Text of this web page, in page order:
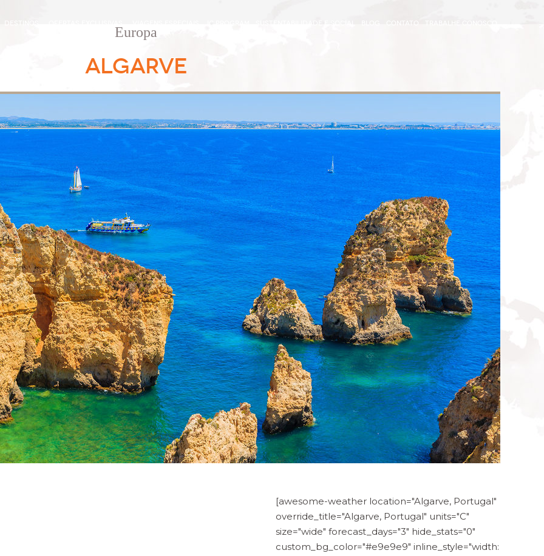
Europa
ALGARVE
[awesome-weather location="Algarve, Portugal"
override_title="Algarve, Portugal" units="C"
size="wide" forecast_days="3" hide_stats="0"
custom_bg_color="#e9e9e9" inline_style="width: